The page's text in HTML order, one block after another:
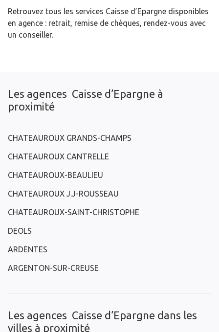
Retrouvez tous les services Caisse d’Epargne disponibles
en agence : retrait, remise de chèques, rendez-vous avec
un conseiller.
Les agences Caisse d’Epargne à
proximité
CHATEAUROUX GRANDS-CHAMPS
CHATEAUROUX CANTRELLE
CHATEAUROUX-BEAULIEU
CHATEAUROUX J.J-ROUSSEAU
CHATEAUROUX-SAINT-CHRISTOPHE
DEOLS
ARDENTES
ARGENTON-SUR-CREUSE
Les agences Caisse d’Epargne dans les
villes à proximité